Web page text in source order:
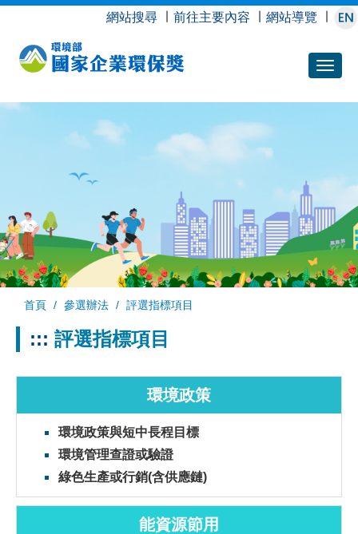
跳
內
網站搜尋 前往主要內容 網站導覽
首頁 參選辦法 評選指標項目
::: 評選指標項目
環境政策
環境政策與短中長程目標
環境管理查證或驗證
綠色生產或行銷(含供應鏈)
能資源節用